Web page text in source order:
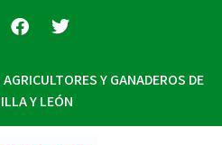
Y GANADEROS DE
Y LEÓN